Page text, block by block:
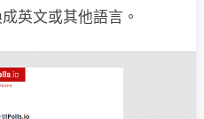
英文或其他語言。